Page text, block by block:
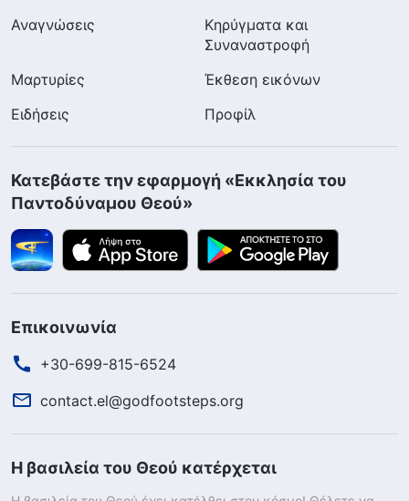
Αναγνώσεις
Κηρύγματα και
Συναναστροφή
Μαρτυρίες
Έκθεση εικόνων
Ειδήσεις
Προφίλ
Κατεβάστε την εφαρμογή «Εκκλησία του
Παντοδύναμου Θεού»
Επικοινωνία
+30-699-815-6524
contact.el@godfootsteps.org
Η βασιλεία του Θεού κατέρχεται